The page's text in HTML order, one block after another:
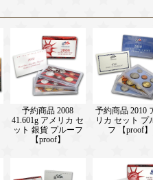
予約商品 2008
41.601g アメリカ セ
ット 銀貨 プルーフ
【proof】
予約商品 2010
リカ セット プ
フ 【proof】